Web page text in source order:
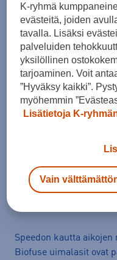
Arvioitu
Ilmainen palautus
Tuotetiedot
Speedon kautta
Biofuse uimalasit ovat
K-ryhmä
evästeitä, joiden
tavalla. Lisäksi
palveluiden
yksilöllinen
tarjoaminen. Voit
”Hyväksy kaikki”.
myöhemmin
Lisätietoja K-
Vain